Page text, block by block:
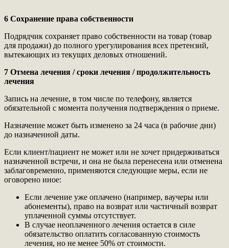
6 Сохранение права собственности
Подрядчик сохраняет право собственности на товар (товар
для продажи) до полного урегулирования всех претензий,
вытекающих из текущих деловых отношений.
7 Отмена лечения / сроки лечения / продолжительность
лечения
Запись на лечение, в том числе по телефону, является
обязательной с момента получения подтверждения о приеме.
Назначение может быть изменено за 24 часа (в рабочие дни)
до назначенной даты.
Если клиент/пациент не может или не хочет придерживаться
назначенной встречи, и она не была перенесена или отменена
заблаговременно, применяются следующие меры, если не
оговорено иное:
Если лечение уже оплачено (например, ваучеры или
абонементы), право на возврат или частичный возврат
уплаченной суммы отсутствует.
В случае неоплаченного лечения остается в силе
обязательство оплатить согласованную стоимость
лечения, но не менее 50% от стоимости.